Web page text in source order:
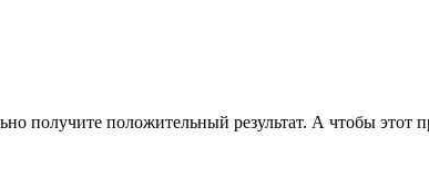
получите положительный результат. А чтобы